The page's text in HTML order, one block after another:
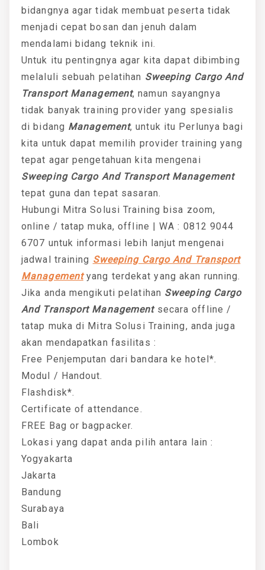
bidangnya agar tidak membuat peserta tidak
menjadi cepat bosan dan jenuh dalam
mendalami bidang teknik ini.
Untuk itu pentingnya agar kita dapat dibimbing
melaluli sebuah pelatihan Sweeping Cargo And
Transport Management, namun sayangnya
tidak banyak training provider yang spesialis
di bidang Management, untuk itu Perlunya bagi
kita untuk dapat memilih provider training yang
tepat agar pengetahuan kita mengenai
Sweeping Cargo And Transport Management
tepat guna dan tepat sasaran.
Hubungi Mitra Solusi Training bisa zoom,
online / tatap muka, offline | WA : 0812 9044
6707 untuk informasi lebih lanjut mengenai
jadwal training Sweeping Cargo And Transport
Managementyang terdekat yang akan running.
Jika anda mengikuti pelatihan Sweeping Cargo
And Transport Managementsecara offline /
tatap muka di Mitra Solusi Training, anda juga
akan mendapatkan fasilitas :
Free Penjemputan dari bandara ke hotel*.
Modul / Handout.
Flashdisk*.
Certificate of attendance.
FREE Bag or bagpacker.
Lokasi yang dapat anda pilih antara lain :
Yogyakarta
Jakarta
Bandung
Surabaya
Bali
Lombok